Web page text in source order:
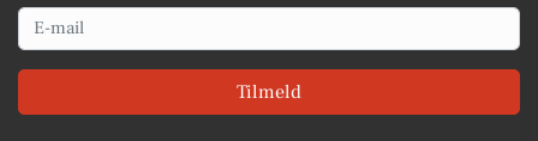
Email
Tilmeld